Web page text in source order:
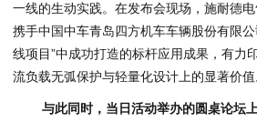
一线的生动实践。在发布会现场，施耐德
携手中国中车青岛四方机车车辆股份有限
线项目”中成功打造的标杆应用成果，有力
流负载无弧保护与轻量化设计上的显著价值
与此同时，当日活动举办的圆桌论坛